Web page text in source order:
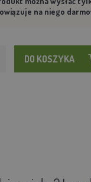
na niego
DO KOSZYKA